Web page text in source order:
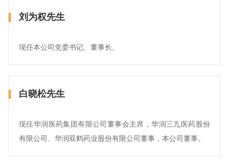
刘为权先生
现任本公司党委书记、董事长。
白晓松先生
现任华润医药集团有限公司董事会主席，华润三九医药股份
有限公司、华润双鹤药业股份有限公司董事，本公司董事。